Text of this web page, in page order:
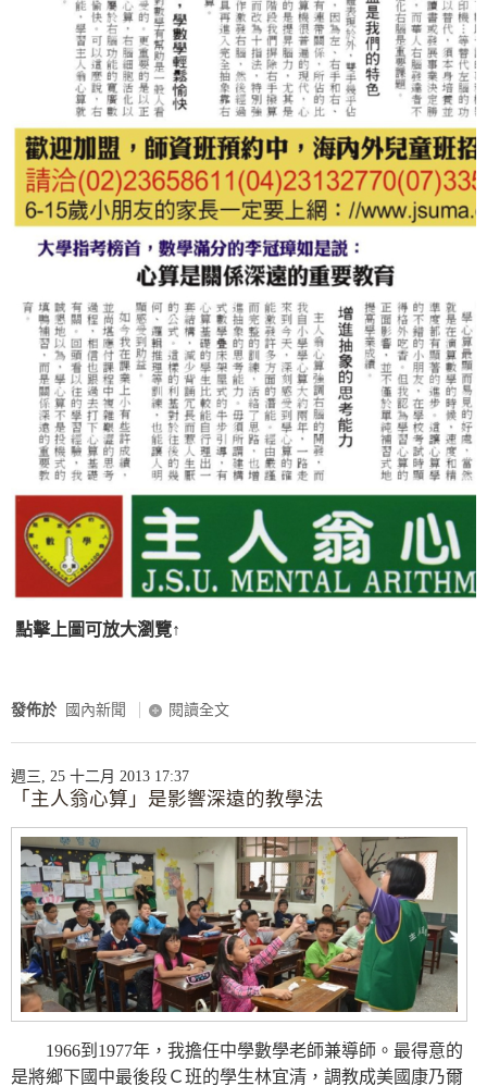
點擊上圖可放大瀏覽↑
發佈於 國內新聞 閱讀全文
週三, 25 十二月 2013 17:37
「主人翁心算」是影響深遠的教學法
1966到1977年，我擔任中學數學老師兼導師。最得意的
是將鄉下國中最後段Ｃ班的學生林宜清，調教成美國康乃爾